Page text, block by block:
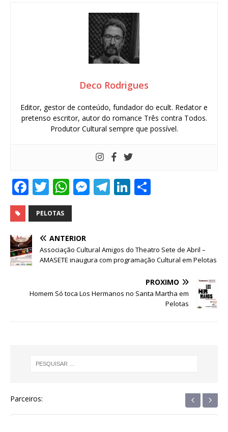
Deco Rodrigues
Editor, gestor de conteúdo, fundador do ecult. Redator e
pretenso escritor, autor do romance Três contra Todos.
Produtor Cultural sempre que possível.
F
a
c
e
b
o
k
T
w
it
te
r
W
h
at
s
A
p
M
n
g
r
T
ra
m
Li
dI
n
PELOTAS
ANTERIOR
Associação Cultural Amigos do Theatro Sete de Abril –
AMASETE inaugura com programação Cultural em Pelotas
PRÓXIMO
Homem Só toca Los Hermanos no Santa Martha em
Pelotas
Parceiros: ‹ ›